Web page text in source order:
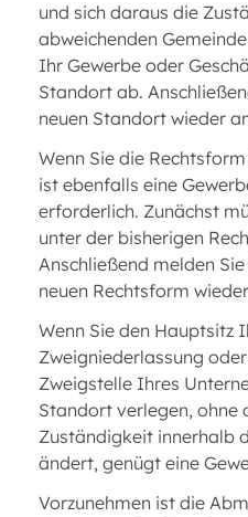
und sich daraus die
abweichenden
Ihr Gewerbe oder
Standort ab.
neuen Standort wieder
Wenn Sie die
ist ebenfalls eine
erforderlich. Zunächst
unter der bisherigen
Anschließend melden
neuen Rechtsform
Wenn Sie den Hauptsitz
Zweigniederlassung
Zweigstelle Ihres
Standort verlegen, ohne
Zuständigkeit innerhalb
ändert, genügt eine
Vorzunehmen ist die